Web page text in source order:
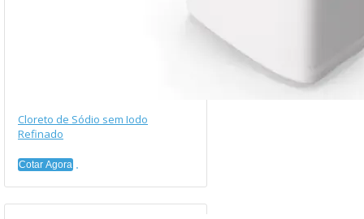
Cloreto de Sódio sem Iodo
Refinado
Cotar Agora